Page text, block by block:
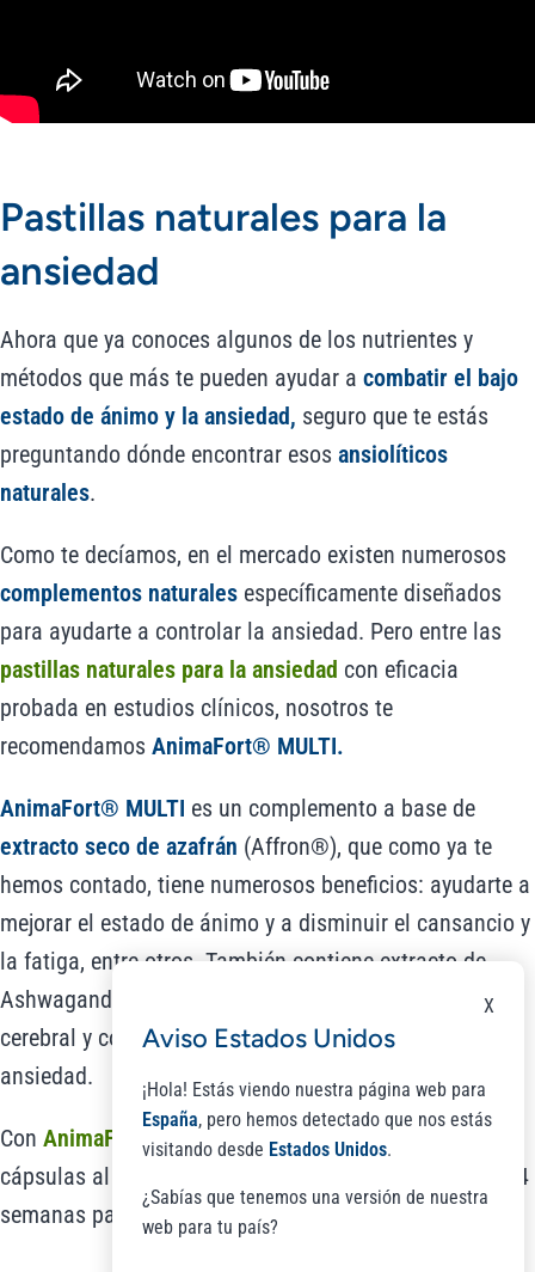
Pastillas naturales para la
ansiedad
Ahora que ya conoces algunos de los nutrientes y
métodos que más te pueden ayudar a combatir el bajo
estado de ánimo y la ansiedad, seguro que te estás
preguntando dónde encontrar esos ansiolíticos
naturales.
Como te decíamos, en el mercado existen numerosos
complementos naturales específicamente diseñados
para ayudarte a controlar la ansiedad. Pero entre las
pastillas naturales para la ansiedad con eficacia
probada en estudios clínicos, nosotros te
recomendamos AnimaFort® MULTI.
AnimaFort® MULTI es un complemento a base de
extracto seco de azafrán (Affron®), que como ya te
hemos contado, tiene numerosos beneficios: ayudarte a
mejorar el estado de ánimo y a disminuir el cansancio y
la fatiga, entre otros. También contiene extracto de
Ashwagandha, que te ayuda a mejorar la actividad
cerebral y contribuye a aliviar los síntomas de la
ansiedad.
Con AnimaFort MULTI® solo necesitas tomar dos
cápsulas al día en el momento que tú elijas durante 3-4
semanas para empezar a notar sus beneficios.
X
Aviso Estados Unidos
¡Hola! Estás viendo nuestra página web para
España, pero hemos detectado que nos estás
visitando desde Estados Unidos.
¿Sabías que tenemos una versión de nuestra
web para tu país?